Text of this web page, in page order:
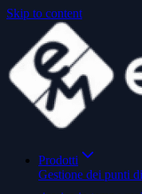
Skip to content
Prodotti
Gestione dei punti